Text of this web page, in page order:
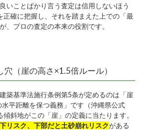
いことばかり言う査定は信用しないほう
正確に把握し、それを踏まえた上での「最
、プロの査定の本来の役割です。
（崖の高さ×1.5倍ルール）
築基準法施行条例第5条が定めるのは「崖
平距離を保つ義務」です（沖縄県公式
斜地がこの「崖」の定義に当たります。
リスク、下部だと土砂崩れリスクがある